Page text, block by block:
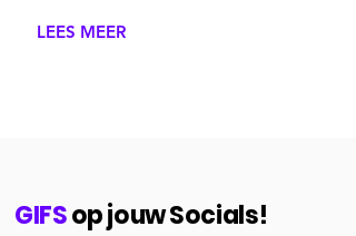
LEES MEER
GIFSop jouw Socials!